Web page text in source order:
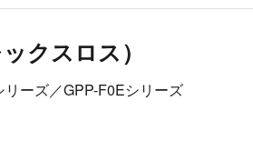
クスロス）
ーズ／GPP-F0Eシリーズ